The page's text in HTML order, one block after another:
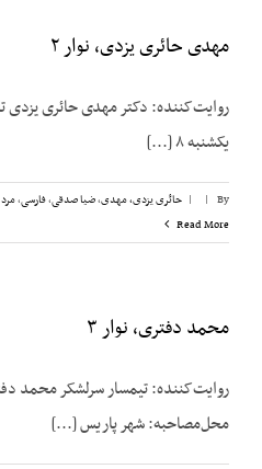
مهدی حائری یزدی، نوار ۲
یکشنبه ۸ [...]
By
|
| حائری یزدی، مهدی,ضیا صدقی,فارسی,مرد
Read More
محمد دفتری، نوار ۳
محل‌مصاحبه: شهر پاریس [...]